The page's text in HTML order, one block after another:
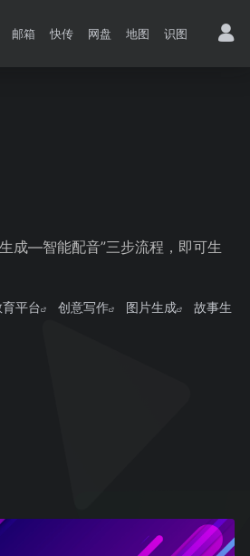
邮箱 快传 网盘 地图 识图
成—智能配音”三步流程，即可生
育平台 创意写作 图片生成
故事生